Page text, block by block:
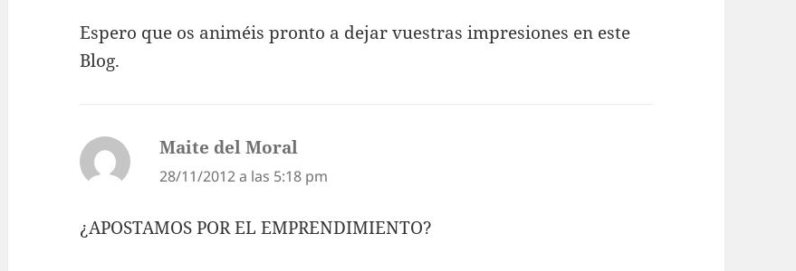
Espero que os animéis pronto a dejar vuestras impresiones en este
Blog.
Maite del Moral
28/11/2012 a las 5:18 pm
¿APOSTAMOS POR EL EMPRENDIMIENTO?